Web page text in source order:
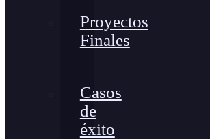
Proyectos
Finales
Casos
de
éxito